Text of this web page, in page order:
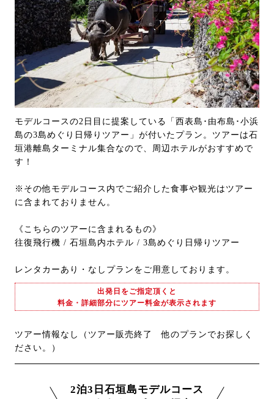
モデルコースの2日目に提案している「西表島･由布島･小浜
島の3島めぐり日帰りツアー」が付いたプラン。ツアーは石
垣港離島ターミナル集合なので、周辺ホテルがおすすめで
す！
※その他モデルコース内でご紹介した食事や観光はツアー
に含まれておりません。
《こちらのツアーに含まれるもの》
往復飛行機 / 石垣島内ホテル / 3島めぐり日帰りツアー
レンタカーあり・なしプランをご用意しております。
出発日をご指定頂くと
料金・詳細部分にツアー料金が表示されます
ツアー情報なし（ツアー販売終了 他のプランでお探しく
ださい。）
2泊3日石垣島モデルコース